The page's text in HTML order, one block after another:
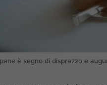
è segno di disprezzo e